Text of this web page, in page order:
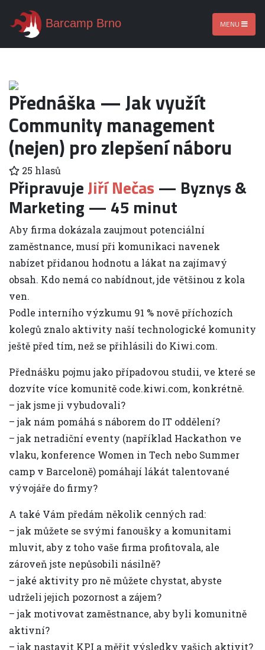
Barcamp Brno MENU
Přednáška — Jak využít
Community management
(nejen) pro zlepšení náboru
25 hlasů
PřipravujeJiří Nečas — Byznys &
Marketing — 45 minut
Aby firma dokázala zaujmout potenciální
zaměstnance, musí při komunikaci navenek
nabízet přidanou hodnotu a lákat na zajímavý
obsah. Kdo nemá co nabídnout, jde většinou z kola
ven.
Podle interního výzkumu 91 % nově příchozích
kolegů znalo aktivity naší technologické komunity
ještě před tím, než se přihlásili do Kiwi.com.
Přednášku pojmu jako případovou studii, ve které se
dozvíte více komunitě code.kiwi.com, konkrétně.
– jak jsme ji vybudovali?
– jak nám pomáhá s náborem do IT oddělení?
– jak netradiční eventy (například Hackathon ve
vlaku, konference Women in Tech nebo Summer
camp v Barceloně) pomáhají lákát talentované
vývojáře do firmy?
A také Vám předám několik cenných rad:
– jak můžete se svými fanoušky a komunitami
mluvit, aby z toho vaše firma profitovala, ale
zároveň jste nepůsobili násilně?
– jaké aktivity pro ně můžete chystat, abyste
udrželi jejich pozornost a zájem?
– jak motivovat zaměstnance, aby byli komunitně
aktivní?
– jak nastavit KPI a měřit výsledky vašich aktivit?